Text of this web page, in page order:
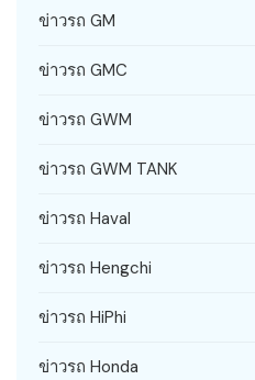
ข่าวรถ GM
ข่าวรถ GMC
ข่าวรถ GWM
ข่าวรถ GWM TANK
ข่าวรถ Haval
ข่าวรถ Hengchi
ข่าวรถ HiPhi
ข่าวรถ Honda